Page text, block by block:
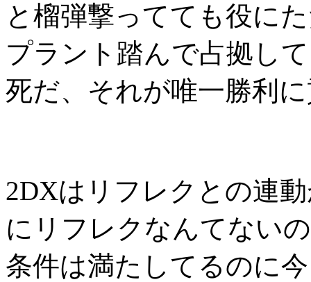
と榴弾撃ってても役に
プラント踏んで占拠し
死だ、それが唯一勝利
2DXはリフレクとの連
にリフレクなんてない
条件は満たしてるのに